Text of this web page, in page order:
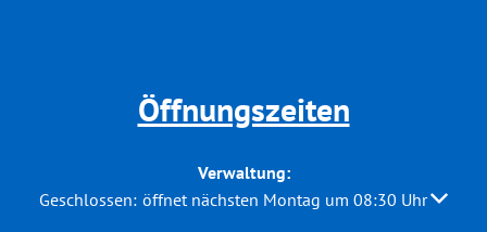
Öffnungszeiten
Verwaltung:
Klicken, um weitere Öffnungs- oder Schließzeiten
Geschlossen: öffnet nächsten Montag um 08:30 Uhr